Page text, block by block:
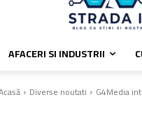
AFACERI SI INDUSTRII
Diverse noutati G4Media